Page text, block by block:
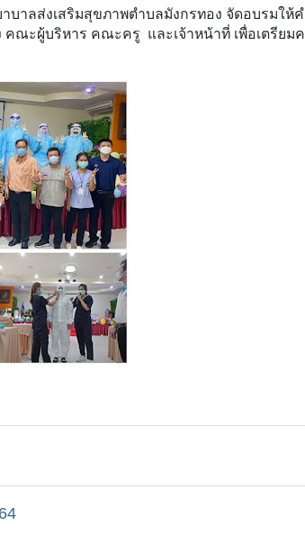
าลส่งเสริมสุขภาพตําบลมังกรทอง จัดอบรมให้
ณะผู้บริหาร คณะครู และเจ้าหน้าที่ เพื่อเตรียม